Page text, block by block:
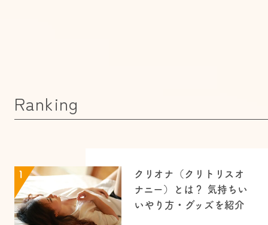
Ranking
1
クリオナ（クリトリスオ
ナニー）とは？ 気持ちい
いやり方・グッズを紹介